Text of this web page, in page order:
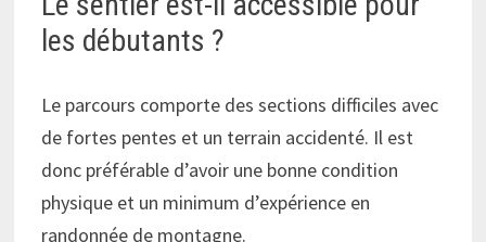
les débutants ?
Le parcours comporte des sections difficiles avec
de fortes pentes et un terrain accidenté. Il est
donc préférable d’avoir une bonne condition
physique et un minimum d’expérience en
randonnée de montagne.